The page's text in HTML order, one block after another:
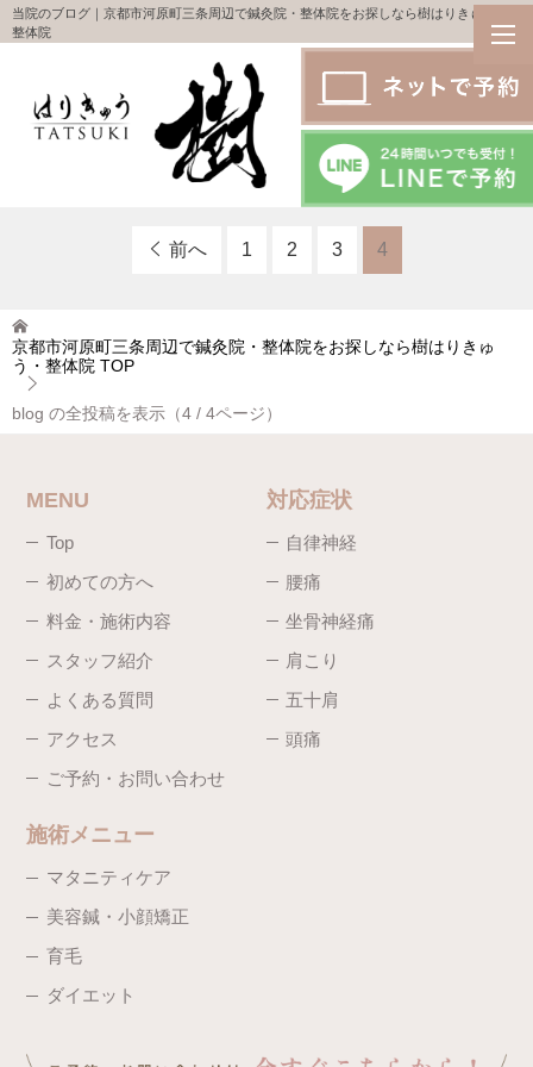
当院のブログ｜京都市河原町三条周辺で鍼灸院・整体院をお探しなら樹はりきゅう・
整体院
前へ 1 2 3 4
京都市河原町三条周辺で鍼灸院・整体院をお探しなら樹はりきゅ
う・整体院 TOP
blog の全投稿を表示（4 / 4ページ）
MENU
Top
初めての方へ
料金・施術内容
スタッフ紹介
よくある質問
アクセス
ご予約・お問い合わせ
対応症状
自律神経
腰痛
坐骨神経痛
肩こり
五十肩
頭痛
施術メニュー
マタニティケア
美容鍼・小顔矯正
育毛
ダイエット